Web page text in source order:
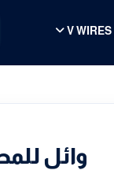
وائل